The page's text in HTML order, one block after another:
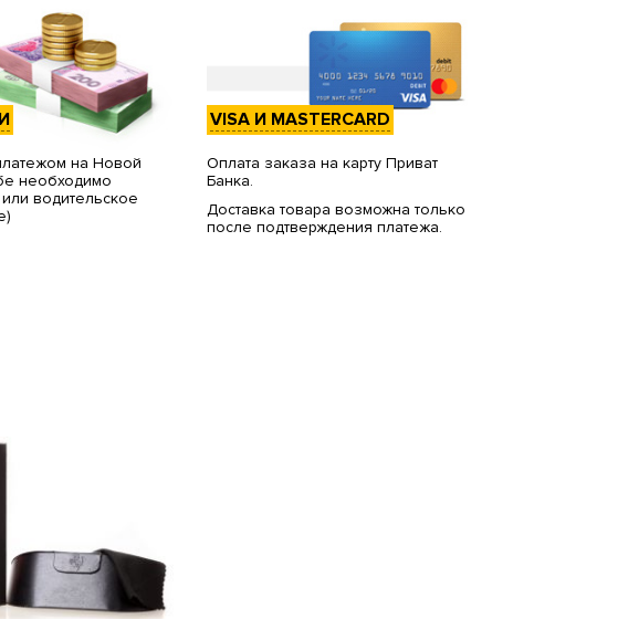
на Новой
необходимо
водительское
VISA И MASTERCARD
Оплата заказа на карту Приват
Банка.
Доставка товара возможна только
после подтверждения платежа.